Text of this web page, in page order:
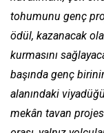
tohumunu genç
ödül, kazanacak
kurmasını
başında genç
alanındaki
mekân tavan